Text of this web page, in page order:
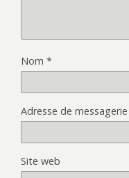
Nom *
Adresse de messagerie
Site web